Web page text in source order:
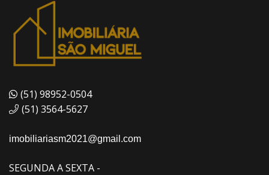
(51) 98952-0504
(51) 3564-5627
imobiliariasm2021@gmail.com
SEGUNDA A SEXTA -